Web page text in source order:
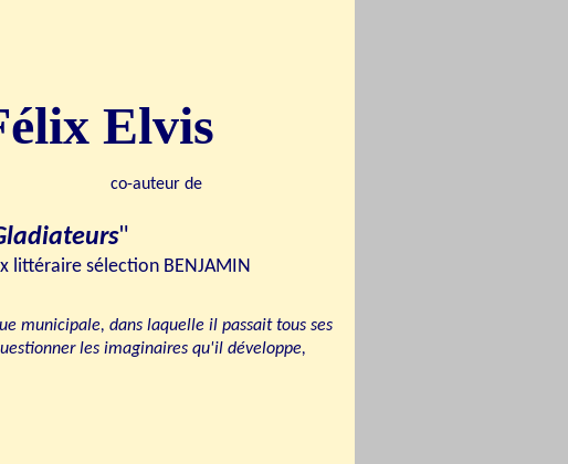
Elvis
co-auteurde
"
littéraire sélection BENJAMIN
municipale, dans laquelle il passait tous ses
les imaginaires qu'il développe,